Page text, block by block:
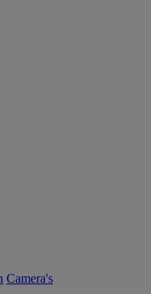
Camera's